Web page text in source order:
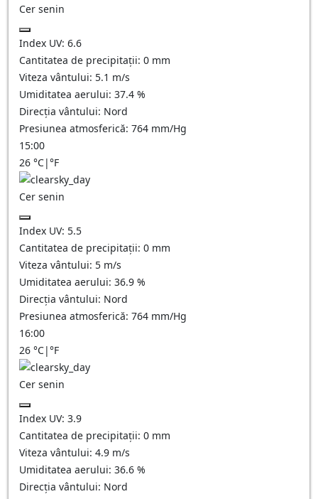
Cer senin
Index UV: 6.6
Cantitatea de precipitații: 0 mm
Viteza vântului: 5.1 m/s
Umiditatea aerului: 37.4 %
Direcția vântului: Nord
Presiunea atmosferică: 764 mm/Hg
15:00
26 °C|°F
Cer senin
Index UV: 5.5
Cantitatea de precipitații: 0 mm
Viteza vântului: 5 m/s
Umiditatea aerului: 36.9 %
Direcția vântului: Nord
Presiunea atmosferică: 764 mm/Hg
16:00
26 °C|°F
Cer senin
Index UV: 3.9
Cantitatea de precipitații: 0 mm
Viteza vântului: 4.9 m/s
Umiditatea aerului: 36.6 %
Direcția vântului: Nord